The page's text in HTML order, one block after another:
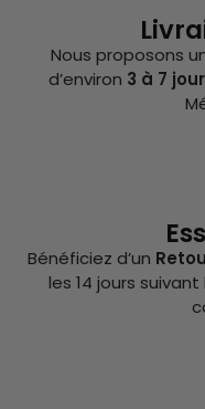
Nous proposons
d’environ 3 à 7
Bénéficiez d’un
les 14 jours